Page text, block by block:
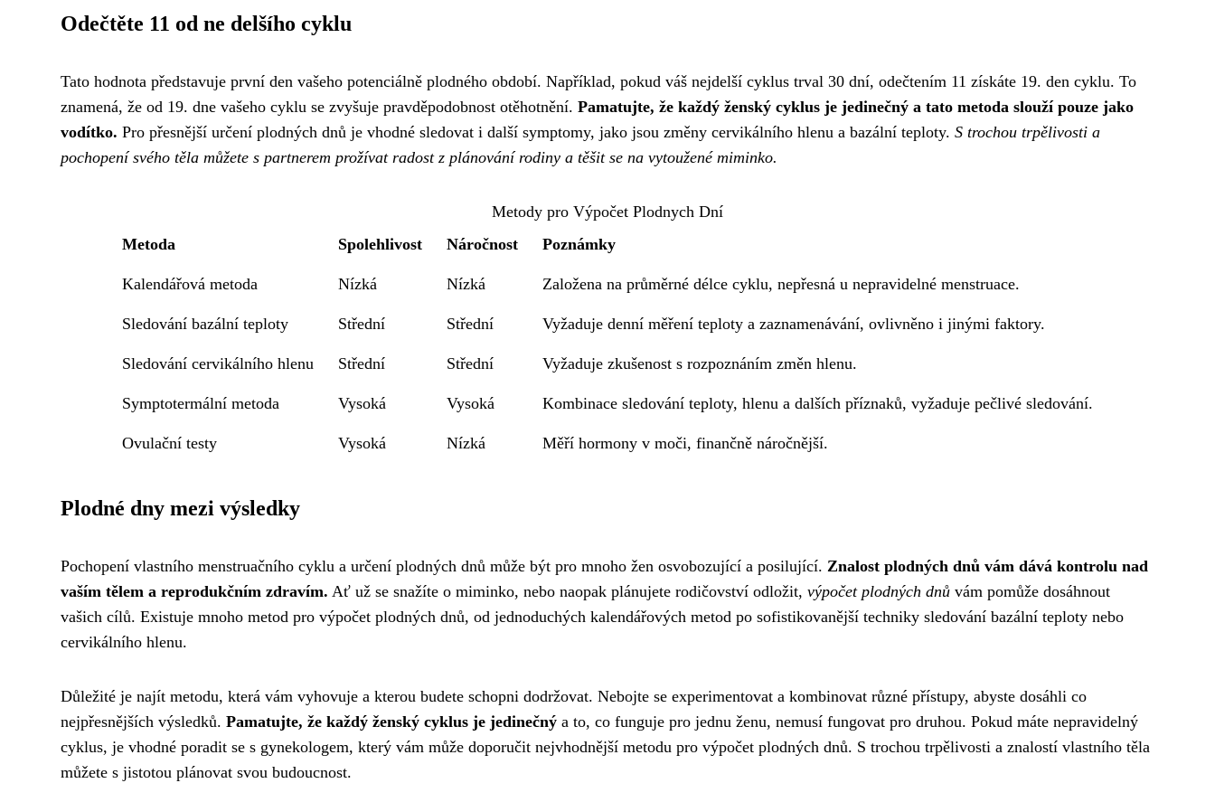
Odečtěte 11 od ne delšího cyklu
Tato hodnota představuje první den vašeho potenciálně plodného období. Například, pokud váš nejdelší cyklus trval 30 dní, odečtením 11 získáte 19. den cyklu. To
znamená, že od 19. dne vašeho cyklu se zvyšuje pravděpodobnost otěhotnění. Pamatujte, že každý ženský cyklus je jedinečný a tato metoda slouží pouze jako
vodítko. Pro přesnější určení plodných dnů je vhodné sledovat i další symptomy, jako jsou změny cervikálního hlenu a bazální teploty. S trochou trpělivosti a
pochopení svého těla můžete s partnerem prožívat radost z plánování rodiny a těšit se na vytoužené miminko.
Metody pro Výpočet Plodnych Dní
Metoda
Spolehlivost Náročnost Poznámky
Kalendářová metoda Nízká Nízká Založena na průměrné délce cyklu, nepřesná u nepravidelné menstruace.
Sledování bazální teploty Střední Střední Vyžaduje denní měření teploty a zaznamenávání, ovlivněno i jinými faktory.
Sledování cervikálního hlenu Střední Střední Vyžaduje zkušenost s rozpoznáním změn hlenu.
Symptotermální metoda Vysoká Vysoká Kombinace sledování teploty, hlenu a dalších příznaků, vyžaduje pečlivé sledování.
Ovulační testy Vysoká Nízká Měří hormony v moči, finančně náročnější.
Plodné dny mezi výsledky
Pochopení vlastního menstruačního cyklu a určení plodných dnů může být pro mnoho žen osvobozující a posilující. Znalost plodných dnů vám dává kontrolu nad
vaším tělem a reprodukčním zdravím. Ať už se snažíte o miminko, nebo naopak plánujete rodičovství odložit, výpočet plodných dnů vám pomůže dosáhnout
vašich cílů. Existuje mnoho metod pro výpočet plodných dnů, od jednoduchých kalendářových metod po sofistikovanější techniky sledování bazální teploty nebo
cervikálního hlenu.
Důležité je najít metodu, která vám vyhovuje a kterou budete schopni dodržovat. Nebojte se experimentovat a kombinovat různé přístupy, abyste dosáhli co
nejpřesnějších výsledků. Pamatujte, že každý ženský cyklus je jedinečný a to, co funguje pro jednu ženu, nemusí fungovat pro druhou. Pokud máte nepravidelný
cyklus, je vhodné poradit se s gynekologem, který vám může doporučit nejvhodnější metodu pro výpočet plodných dnů. S trochou trpělivosti a znalostí vlastního těla
můžete s jistotou plánovat svou budoucnost.